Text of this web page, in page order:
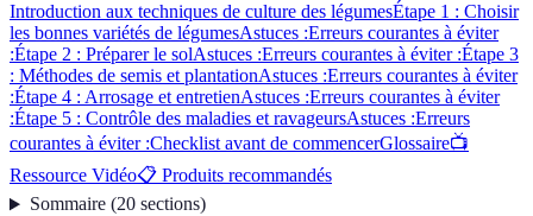
Introduction aux techniques de culture des légumesÉtape 1 : Choisir
les bonnes variétés de légumesAstuces :Erreurs courantes à éviter
:Étape 2 : Préparer le solAstuces :Erreurs courantes à éviter :Étape 3
: Méthodes de semis et plantationAstuces :Erreurs courantes à éviter
:Étape 4 : Arrosage et entretienAstuces :Erreurs courantes à éviter
:Étape 5 : Contrôle des maladies et ravageursAstuces :Erreurs
courantes à éviter :Checklist avant de commencerGlossaire📺
Ressource Vidéo📋 Produits recommandés
Sommaire(20 sections)